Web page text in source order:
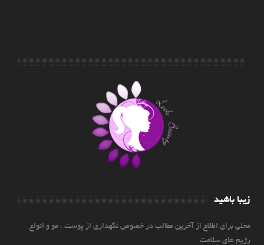
زیبا باشید
محلی برای اطلاع از آخرین مطالب در خصوص نگهداری از پوست ، مو و انواع
رژیم های سلامت